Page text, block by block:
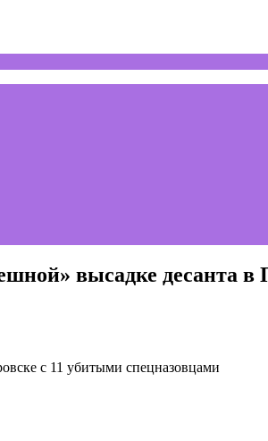
высадке десанта в